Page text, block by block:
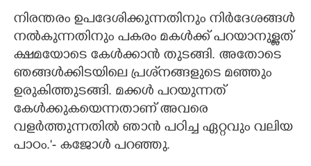
നിരന്തരം ഉപദേശിക്കുന്നതിനും നിർദേശങ്ങൾ
നൽകുന്നതിനും പകരം മകൾക്ക് പറയാനുള്ളത്
ക്ഷമയോടെ കേൾക്കാൻ തുടങ്ങി. അതോടെ
ഞങ്ങൾക്കിടയിലെ പ്രശ്‌നങ്ങളുടെ മഞ്ഞും
ഉരുകിത്തുടങ്ങി. മക്കൾ പറയുന്നത്
കേൾക്കുകയെന്നതാണ് അവരെ
വളർത്തുന്നതിൽ ഞാൻ പഠിച്ച ഏറ്റവും വലിയ
പാഠം.'- കജോൾ പറഞ്ഞു.